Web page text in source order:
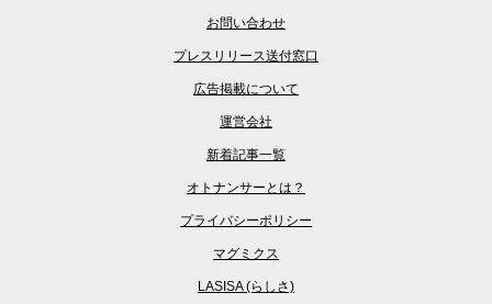
お問い合わせ
プレスリリース送付窓口
広告掲載について
運営会社
新着記事一覧
オトナンサーとは？
プライバシーポリシー
マグミクス
LASISA (らしさ)